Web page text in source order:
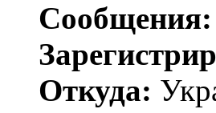
Сообщения:
Откуда: